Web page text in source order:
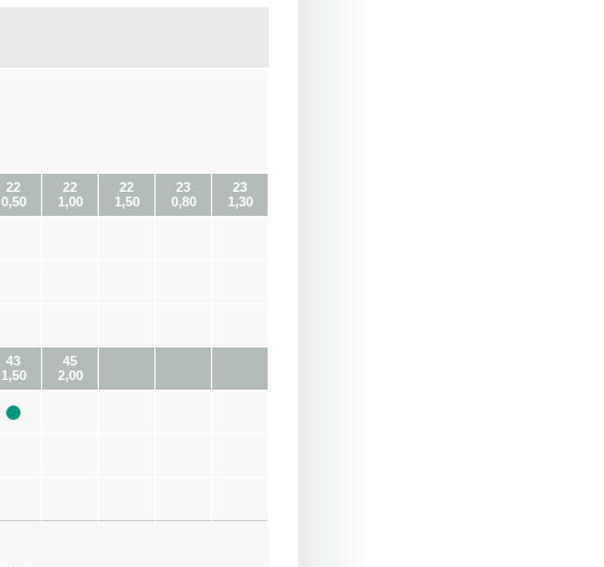
22
0,50
22
1,00
22
1,50
23
0,80
23
1,30
43
1,50
45
2,00